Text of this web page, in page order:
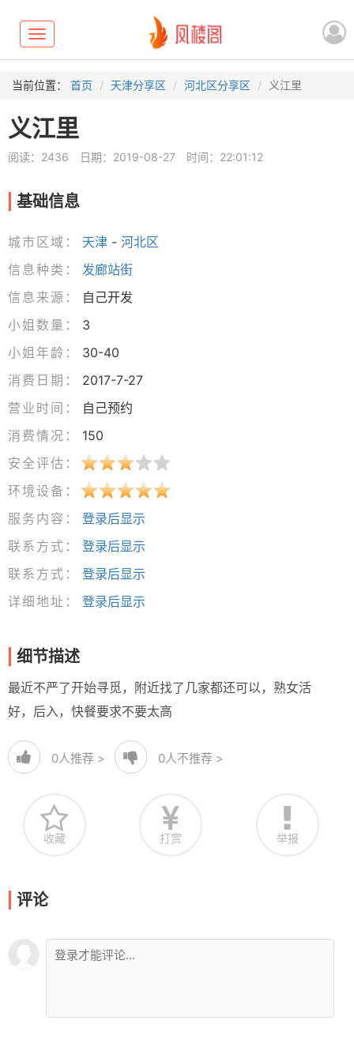
Toggle
navigation
当前位置： 首页 天津分享区 河北区分享区 义江里
义江里
阅读：2436 日期：2019-08-27 时间：22:01:12
基础信息
城市区域： 天津 - 河北区
信息种类：
发廊站街
信息来源：
自己开发
小姐数量：
3
小姐年龄：
30-40
消费日期：
2017-7-27
营业时间：
自己预约
消费情况：
150
安全评估：
环境设备：
服务内容：
登录后显示
联系方式：
登录后显示
联系方式：
登录后显示
详细地址：
登录后显示
细节描述
最近不严了开始寻觅，附近找了几家都还可以，熟女活
好，后入，快餐要求不要太高
0人推荐 > 0人不推荐 >
收藏 打赏 举报
评论